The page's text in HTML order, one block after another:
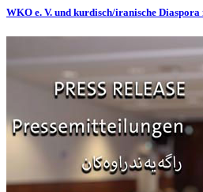
WKO e. V. und kurdisch/iranische